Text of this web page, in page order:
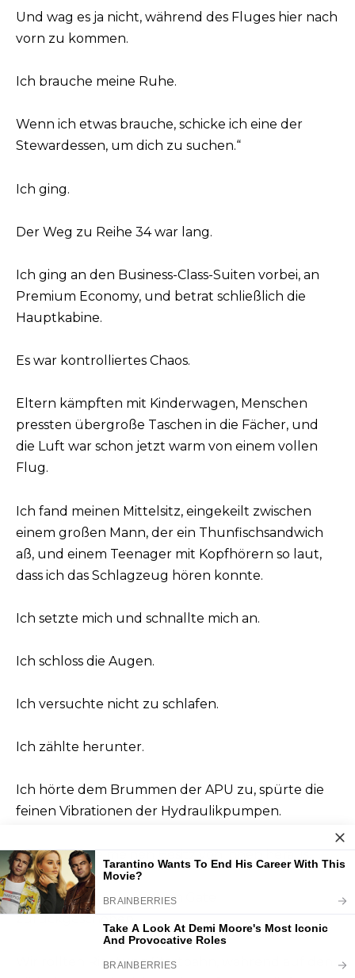
Und wag es ja nicht, während des Fluges hier nach
vorn zu kommen.
Ich brauche meine Ruhe.
Wenn ich etwas brauche, schicke ich eine der
Stewardessen, um dich zu suchen.“
Ich ging.
Der Weg zu Reihe 34 war lang.
Ich ging an den Business-Class-Suiten vorbei, an
Premium Economy, und betrat schließlich die
Hauptkabine.
Es war kontrolliertes Chaos.
Eltern kämpften mit Kinderwagen, Menschen
pressten übergroße Taschen in die Fächer, und
die Luft war schon jetzt warm von einem vollen
Flug.
Ich fand meinen Mittelsitz, eingekeilt zwischen
einem großen Mann, der ein Thunfischsandwich
aß, und einem Teenager mit Kopfhörern so laut,
dass ich das Schlagzeug hören konnte.
Ich setzte mich und schnallte mich an.
Ich schloss die Augen.
Ich versuchte nicht zu schlafen.
Ich zählte herunter.
Ich hörte dem Brummen der APU zu, spürte die
feinen Vibrationen der Hydraulikpumpen.
Ich inspizierte meinen Besitz von innen heraus.
Das Flugzeug wurde vom Gate
zurückgeschoben.
Wir rollten Richtung Startbahn, während auf den